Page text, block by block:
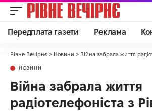
Передплата газети Реклама
Рівне Вечірнє > Новини > Війна забрала життя
НОВИНИ
Війна забрала життя
радіотелефоніста з